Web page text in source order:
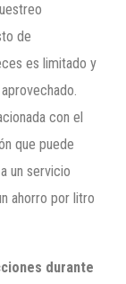
de
es limitado y
con el
que puede
un servicio
ahorro por litro
durante